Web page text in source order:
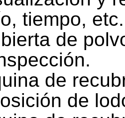
tiempo, etc.
de
de
de